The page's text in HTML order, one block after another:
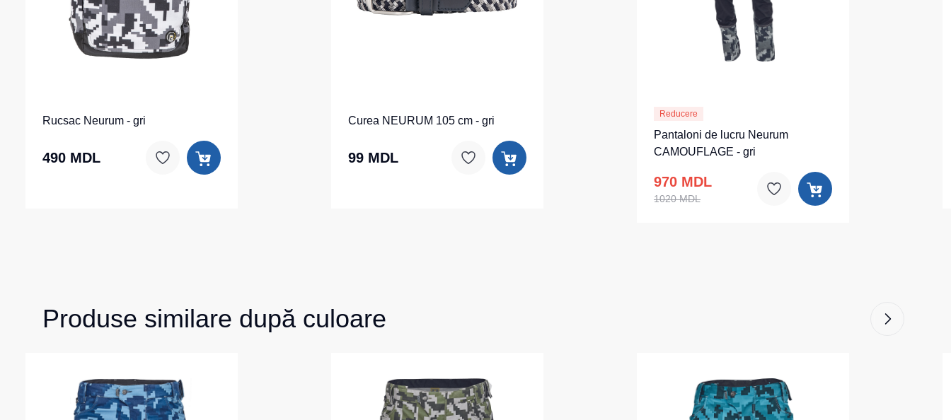
Rucsac Neurum - gri
490 MDL
Curea NEURUM 105 cm - gri
99 MDL
Reducere
Pantaloni de lucru Neurum
CAMOUFLAGE - gri
970 MDL
1020 MDL
Produse similare după culoare